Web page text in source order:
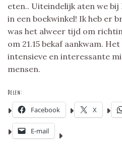
eten.. Uiteindelijk aten we bij
in een boekwinkel! Ik heb er
was het alweer tijd om
om 21.15 bekaf aankwam.
intensieve en interessante
mensen.
Delen:
Facebook X
E-mail